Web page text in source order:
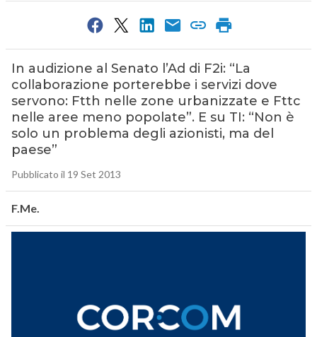
In audizione al Senato l’Ad di F2i: “La
collaborazione porterebbe i servizi dove
servono: Ftth nelle zone urbanizzate e Fttc
nelle aree meno popolate”. E su TI: “Non è
solo un problema degli azionisti, ma del
paese”
Pubblicato il 19 Set 2013
F.Me.